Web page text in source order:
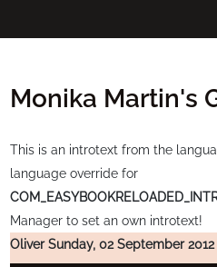
Monika Martin's
This is an introtext from the
language override for
Manager to set an own introtext!
OliverSunday, 02 September 2012